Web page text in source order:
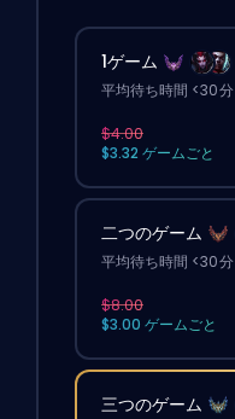
1ゲーム
平均待ち時間 <30分
$4.00
$3.32 ゲームごと
二つのゲーム
平均待ち時間 <30分
$8.00
$3.00 ゲームごと
三つのゲーム